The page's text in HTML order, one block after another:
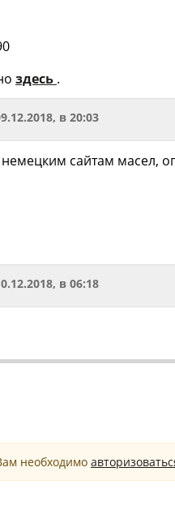
здесь .
в 20:03
сайтам масел,
в 06:18
необходимо